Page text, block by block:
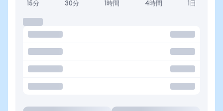
15分 30分 1時間 4時間 1日